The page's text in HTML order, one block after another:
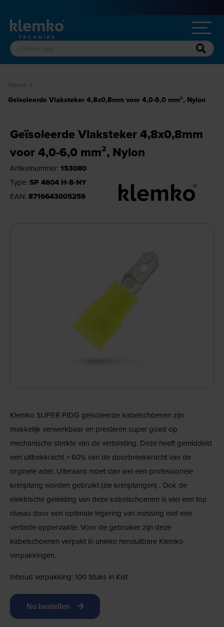
Geïsoleerde Vlaksteker 4,8x0,8mm voor 4,0-6,0 mm², Nylon
Geïsoleerde Vlaksteker 4,8x0,8mm
voor 4,0-6,0 mm², Nylon
Artikelnummer: 153080
Type: SP 4604 H-8-NY
EAN: 8716643005259
Klemko SUPER PIDG geïsoleerde kabelschoenen zijn
makkelijk verwerkbaar en presteren super goed op
mechanische sterkte van de verbinding. Deze heeft gemiddeld
een uittrekkracht > 60% van de doorbreekkracht van de
orginele ader. Uiteraard moet dan wel een professionele
krimptang worden gebruikt (zie krimptangen) . Ook de
elektrische geleiding van deze kabelschoenen is van een top
niveau door een optimale legering van messing met een
vertinde oppervlakte. Voor de gebruiker zijn deze
kabelschoenen verpakt in unieke hersluitbare Klemko
verpakkingen.
Inhoud verpakking: 100 Stuks in Kist
Nu bestellen